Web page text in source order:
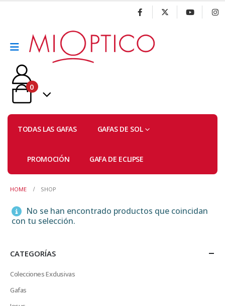
0
TODAS LAS GAFAS GAFAS DE SOL
PROMOCIÓN GAFA DE ECLIPSE
HOME SHOP
No se han encontrado productos que coincidan
con tu selección.
CATEGORÍAS
Colecciones Exclusivas
Gafas